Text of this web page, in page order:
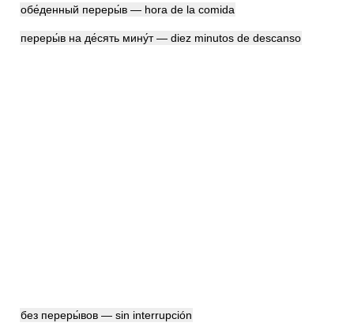
обе́денный переры́в — hora de la comida
переры́в на де́сять мину́т — diez minutos de descanso
без переры́вов — sin interrupción